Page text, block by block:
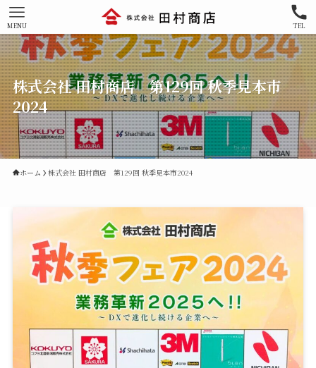
TEL
MENU
株式会社 田村商店 第129回 秋季見本市
2024
ホーム 株式会社 田村商店 第129回 秋季見本市2024